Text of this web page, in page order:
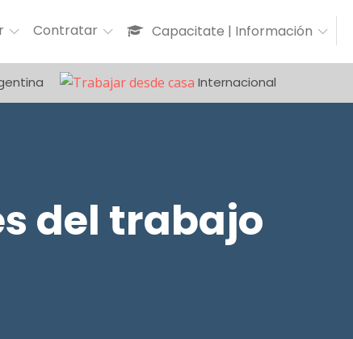
Contratar Capacitate | Información
Internacional
del trabajo